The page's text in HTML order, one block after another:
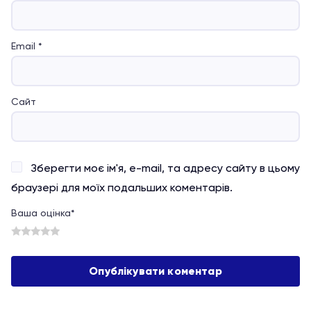
Email *
Сайт
Зберегти моє ім'я, e-mail, та адресу сайту в цьому
браузері для моїх подальших коментарів.
Ваша оцінка*
4
3
2
1